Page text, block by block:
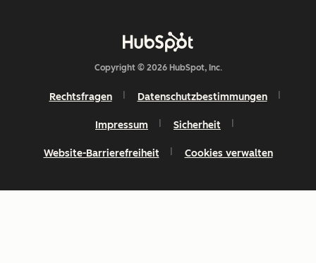
Copyright © 2026 HubSpot, Inc.
Rechtsfragen Datenschutzbestimmungen
Impressum Sicherheit
Website-Barrierefreiheit Cookies verwalten